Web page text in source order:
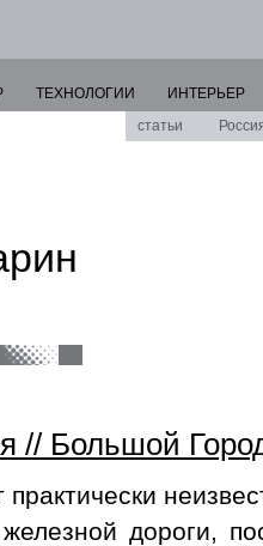
ТЕХНОЛОГИИ
ИНТЕРЬЕР
статьи
// Большой
практически
дороги,